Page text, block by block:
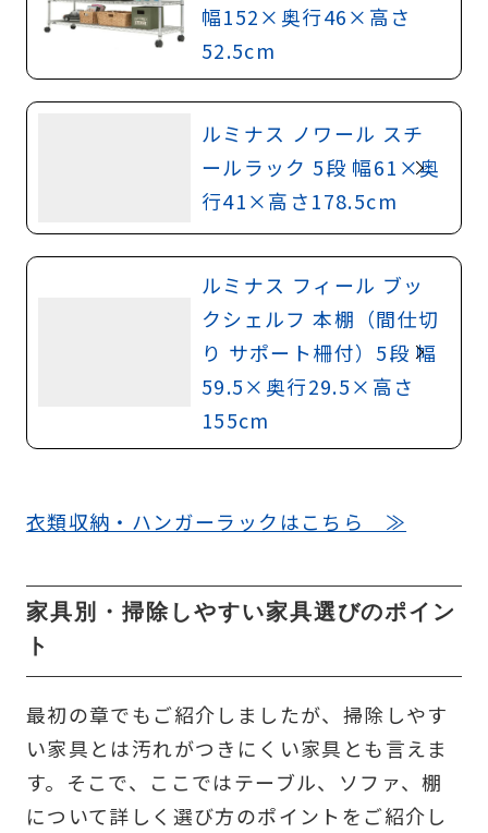
幅152×奥行46×高さ
52.5cm
ルミナス ノワール スチ
ールラック 5段 幅61×奥
行41×高さ178.5cm
ルミナス フィール ブッ
クシェルフ 本棚（間仕切
り サポート柵付）5段 幅
59.5×奥行29.5×高さ
155cm
衣類収納・ハンガーラックはこちら ≫
家具別・掃除しやすい家具選びのポイン
ト
最初の章でもご紹介しましたが、掃除しやす
い家具とは汚れがつきにくい家具とも言えま
す。そこで、ここではテーブル、ソファ、棚
について詳しく選び方のポイントをご紹介し